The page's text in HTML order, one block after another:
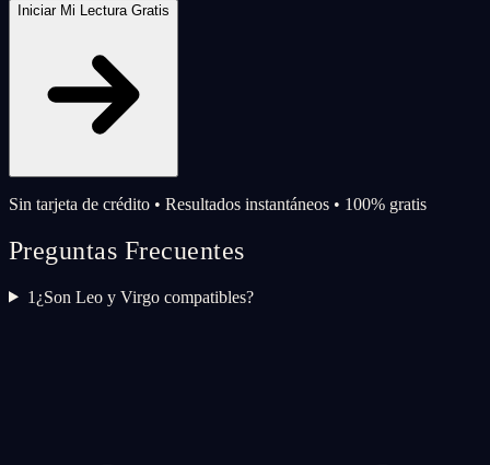
Iniciar Mi Lectura Gratis
Sin tarjeta de crédito • Resultados instantáneos • 100% gratis
Preguntas Frecuentes
1 ¿Son Leo y Virgo compatibles?